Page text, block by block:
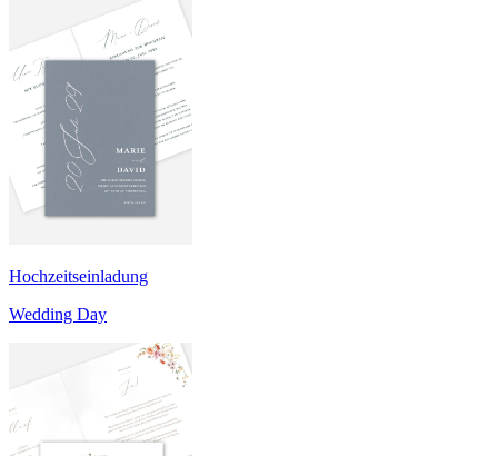
Hochzeitseinladung
Wedding Day